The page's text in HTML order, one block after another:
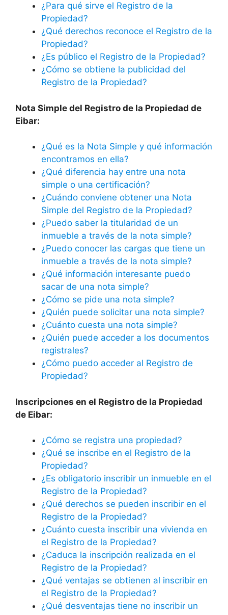
¿Para qué sirve el Registro de la
Propiedad?
¿Qué derechos reconoce el Registro de la
Propiedad?
¿Es público el Registro de la Propiedad?
¿Cómo se obtiene la publicidad del
Registro de la Propiedad?
Nota Simple del Registro de la Propiedad de
Eibar:
¿Qué es la Nota Simple y qué información
encontramos en ella?
¿Qué diferencia hay entre una nota
simple o una certificación?
¿Cuándo conviene obtener una Nota
Simple del Registro de la Propiedad?
¿Puedo saber la titularidad de un
inmueble a través de la nota simple?
¿Puedo conocer las cargas que tiene un
inmueble a través de la nota simple?
¿Qué información interesante puedo
sacar de una nota simple?
¿Cómo se pide una nota simple?
¿Quién puede solicitar una nota simple?
¿Cuánto cuesta una nota simple?
¿Quién puede acceder a los documentos
registrales?
¿Cómo puedo acceder al Registro de
Propiedad?
Inscripciones en el Registro de la Propiedad
de Eibar:
¿Cómo se registra una propiedad?
¿Qué se inscribe en el Registro de la
Propiedad?
¿Es obligatorio inscribir un inmueble en el
Registro de la Propiedad?
¿Qué derechos se pueden inscribir en el
Registro de la Propiedad?
¿Cuánto cuesta inscribir una vivienda en
el Registro de la Propiedad?
¿Caduca la inscripción realizada en el
Registro de la Propiedad?
¿Qué ventajas se obtienen al inscribir en
el Registro de la Propiedad?
¿Qué desventajas tiene no inscribir un